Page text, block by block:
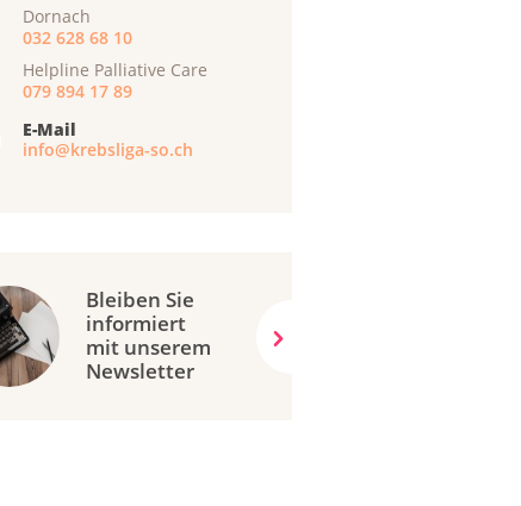
Dornach
032 628 68 10
Helpline Palliative Care
079 894 17 89
E-Mail
info@krebsliga-so.ch
Bleiben Sie
informiert
mit unserem
Newsletter